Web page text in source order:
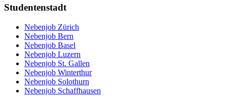
Studentenstadt
Nebenjob Zürich
Nebenjob Bern
Nebenjob Basel
Nebenjob Luzern
Nebenjob St. Gallen
Nebenjob Winterthur
Nebenjob Solothurn
Nebenjob Schaffhausen